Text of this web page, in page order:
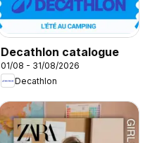
Decathlon catalogue
01/08 - 31/08/2026
Decathlon